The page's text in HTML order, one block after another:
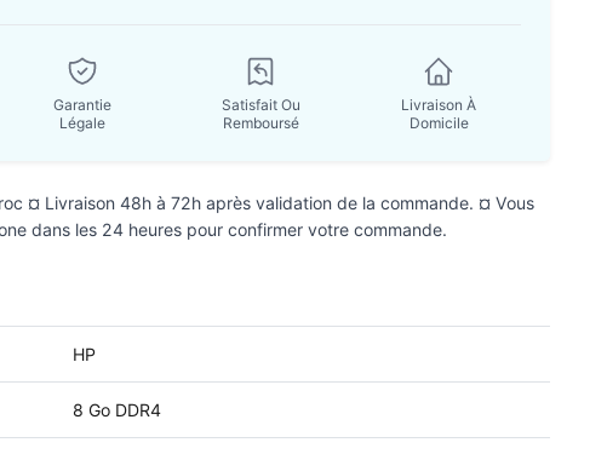
Garantie
Légale
Satisfait Ou
Remboursé
Livraison À
Domicile
¤ Livraison 48h à 72h après validation de la commande. ¤ Vous
dans les 24 heures pour confirmer votre commande.
HP
8 Go DDR4